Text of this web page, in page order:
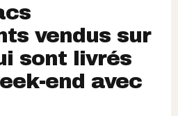
vendus sur
sont livrés
end avec